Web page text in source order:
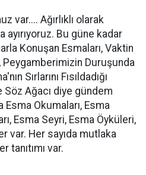
var.... Ağırlıklı olarak
ayırıyoruz. Bu güne kadar
Konuşan Esmaları, Vaktin
Peygamberimizin Duruşunda
Sırlarını Fısıldadığı
Söz Ağacı diye gündem
Okumaları, Esma
Esma Seyri, Esma Öyküleri,
var. Her sayıda mutlaka
tanıtımı var.